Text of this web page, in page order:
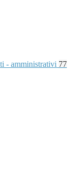
- amministrativi 77